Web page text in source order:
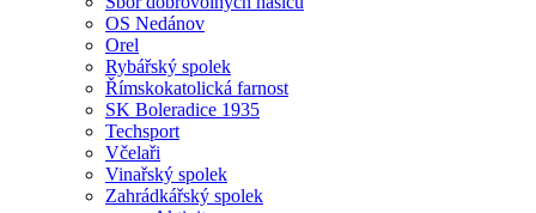
OS Nedánov
Orel
Rybářský spolek
Římskokatolická farnost
SK Boleradice 1935
Techsport
Včelaři
Vinařský spolek
Zahrádkářský spolek